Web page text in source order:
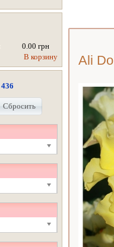
0.00 грн
В корзину
436
Сбросить
Ali